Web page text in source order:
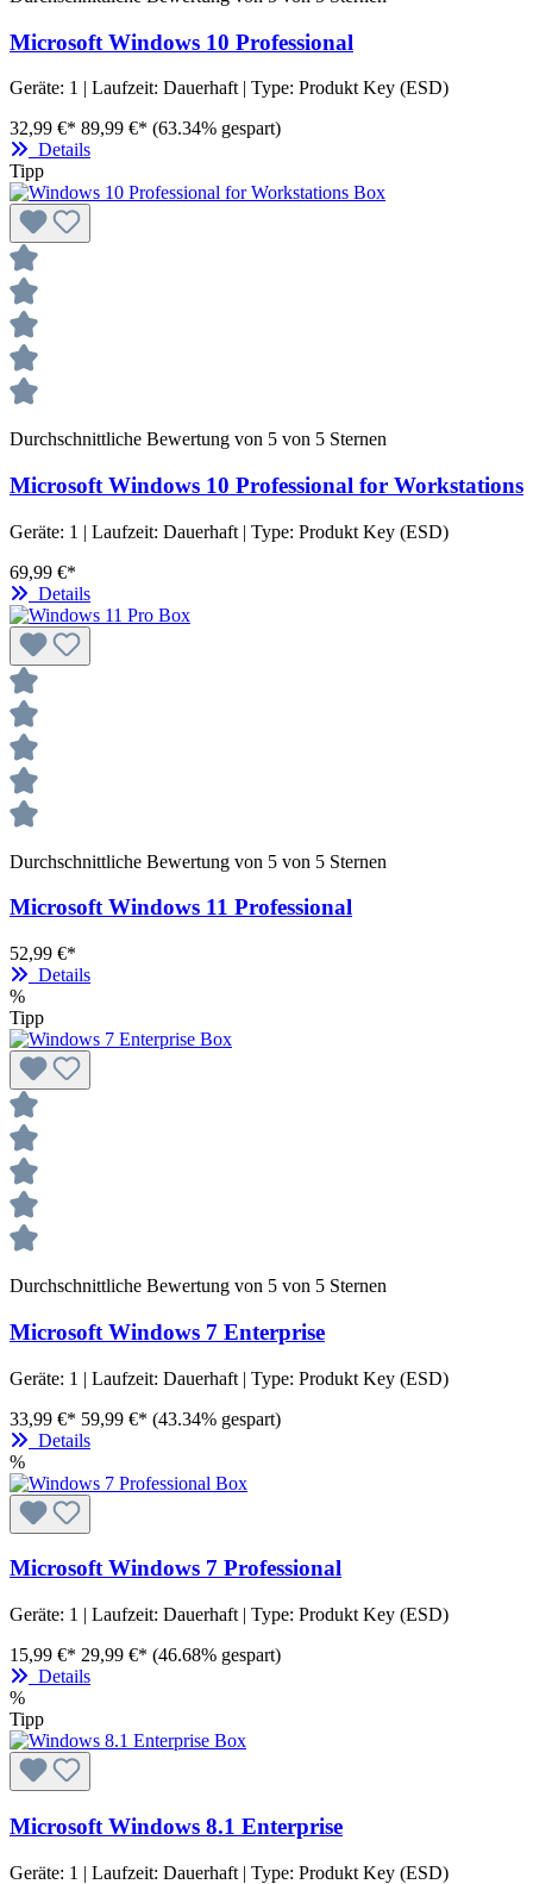
Microsoft Windows 10 Professional
Geräte: 1 | Laufzeit: Dauerhaft | Type: Produkt Key (ESD)
32,99 €* 89,99 €* (63.34% gespart)
Details
Tipp
Durchschnittliche Bewertung von 5 von 5 Sternen
Microsoft Windows 10 Professional for Workstations
Geräte: 1 | Laufzeit: Dauerhaft | Type: Produkt Key (ESD)
69,99 €*
Details
Durchschnittliche Bewertung von 5 von 5 Sternen
Microsoft Windows 11 Professional
52,99 €*
Details
%
Tipp
Durchschnittliche Bewertung von 5 von 5 Sternen
Microsoft Windows 7 Enterprise
Geräte: 1 | Laufzeit: Dauerhaft | Type: Produkt Key (ESD)
33,99 €* 59,99 €* (43.34% gespart)
Details
%
Microsoft Windows 7 Professional
Geräte: 1 | Laufzeit: Dauerhaft | Type: Produkt Key (ESD)
15,99 €* 29,99 €* (46.68% gespart)
Details
%
Tipp
Microsoft Windows 8.1 Enterprise
Geräte: 1 | Laufzeit: Dauerhaft | Type: Produkt Key (ESD)